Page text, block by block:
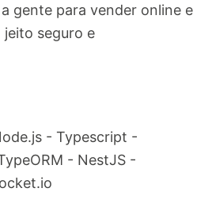
gente para vender online e
seguro e
- Typescript -
- NestJS -